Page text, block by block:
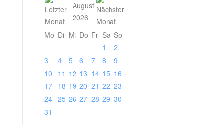
August
2026
Mo Di Mi Do Fr Sa So
1
2
3
4 5 6 7 8
9
10
11 12 13 14 15 16
17
18 19 20 21 22 23
24 25 26 27 28 29 30
31